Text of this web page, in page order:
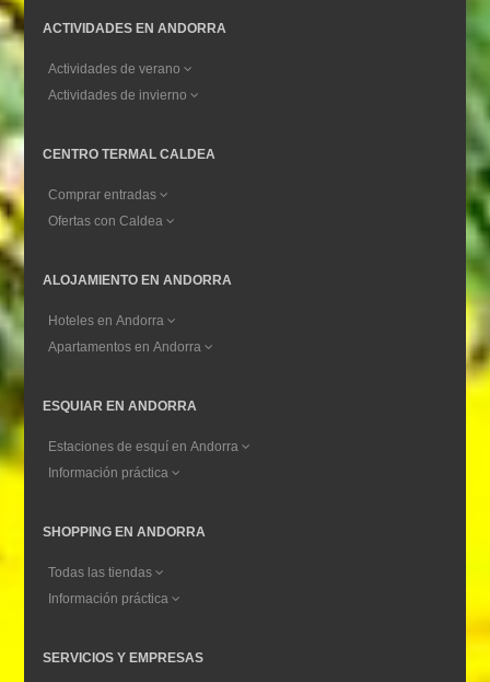
ACTIVIDADES EN ANDORRA
Actividades de verano
Actividades de invierno
CENTRO TERMAL CALDEA
Comprar entradas
Ofertas con Caldea
ALOJAMIENTO EN ANDORRA
Hoteles en Andorra
Apartamentos en Andorra
ESQUIAR EN ANDORRA
Estaciones de esquí en Andorra
Información práctica
SHOPPING EN ANDORRA
Todas las tiendas
Información práctica
SERVICIOS Y EMPRESAS